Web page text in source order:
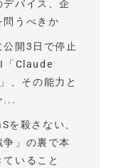
デバイス、企
問うべきか
公開3日で停止
「Claude
、その能力と
...
を殺さない、
争」の裏で本
ていること